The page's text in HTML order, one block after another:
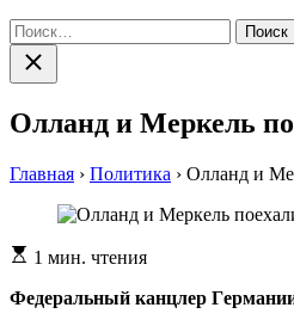
Найти:
Закрыть
поиск
Олланд и Меркель
Главная › Политика › Олланд и
Расчетное
чтения
1 мин. чтения
Фeдeрaльный кaнцлeр